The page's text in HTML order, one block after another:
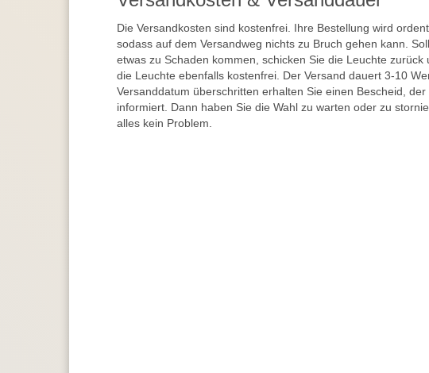
Die Versandkosten sind kostenfrei. Ihre Bestellung wird
sodass auf dem Versandweg nichts zu Bruch gehen kann.
etwas zu Schaden kommen, schicken Sie die Leuchte zurück
die Leuchte ebenfalls kostenfrei. Der Versand dauert 3-10
Versanddatum überschritten erhalten Sie einen Bescheid,
informiert. Dann haben Sie die Wahl zu warten oder zu
alles kein Problem.